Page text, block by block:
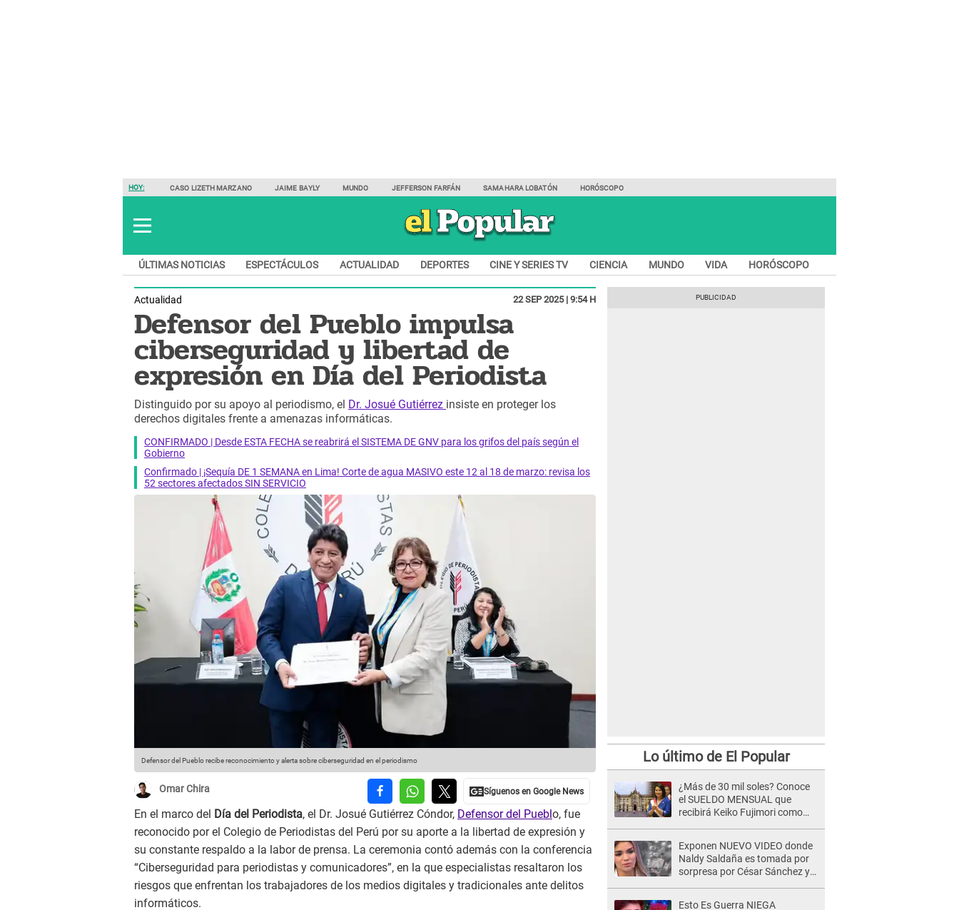
HOY: CASO LIZETH MARZANO JAIME BAYLY MUNDO JEFFERSON FARFÁN SAMAHARA LOBATÓN HORÓSCOPO
ÚLTIMAS NOTICIAS ESPECTÁCULOS ACTUALIDAD DEPORTES CINE Y SERIES TV CIENCIA MUNDO VIDA HORÓSCOPO
Actualidad 22 SEP 2025 | 9:54 H
Defensor del Pueblo impulsa
ciberseguridad y libertad de
expresión en Día del Periodista
Distinguido por su apoyo al periodismo, el Dr. Josué Gutiérrez insiste en proteger los
derechos digitales frente a amenazas informáticas.
CONFIRMADO | Desde ESTA FECHA se reabrirá el SISTEMA DE GNV para los grifos del país según el
Gobierno
Confirmado | ¡Sequía DE 1 SEMANA en Lima! Corte de agua MASIVO este 12 al 18 de marzo: revisa los
52 sectores afectados SIN SERVICIO
Defensor del Pueblo recibe reconocimiento y alerta sobre ciberseguridad en el periodismo
Omar Chira
En el marco del Día del Periodista, el Dr. Josué Gutiérrez Cóndor, Defensor del Puebl o, fue
reconocido por el Colegio de Periodistas del Perú por su aporte a la libertad de expresión y
su constante respaldo a la labor de prensa. La ceremonia contó además con la conferencia
“Ciberseguridad para periodistas y comunicadores”, en la que especialistas resaltaron los
riesgos que enfrentan los trabajadores de los medios digitales y tradicionales ante delitos
informáticos.
Lo último de El Popular
¿Más de 30 mil soles? Conoce
el SUELDO MENSUAL que
recibirá Keiko Fujimori como
Exponen NUEVO VIDEO donde
Naldy Saldaña es tomada por
sorpresa por César Sánchez y
Esto Es Guerra NIEGA